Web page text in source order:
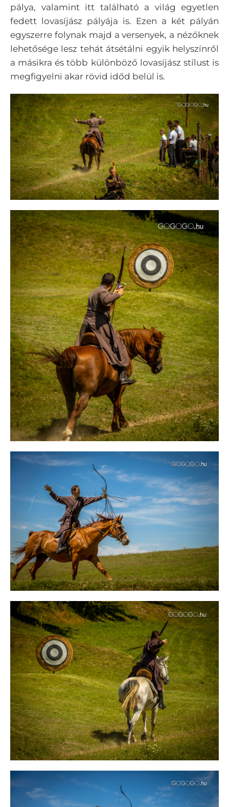
pálya, valamint itt található a világ egyetlen
fedett lovasíjász pályája is. Ezen a két pályán
egyszerre folynak majd a versenyek, a nézőknek
lehetősége lesz tehát átsétálni egyik helyszínről
a másikra és több különböző lovasíjász stílust is
megfigyelni akar rövid időd belül is.